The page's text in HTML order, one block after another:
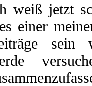
weiß jetzt
einer
sein